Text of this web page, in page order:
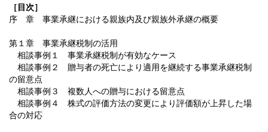
［目次］
序 章 事業承継における親族内及び親族外承継の概要
第１章 事業承継税制の活用
相談事例１ 事業承継税制が有効なケース
相談事例２ 贈与者の死亡により適用を継続する事業承継税制
の留意点
相談事例３ 複数人への贈与における留意点
相談事例４ 株式の評価方法の変更により評価額が上昇した場
合の対応